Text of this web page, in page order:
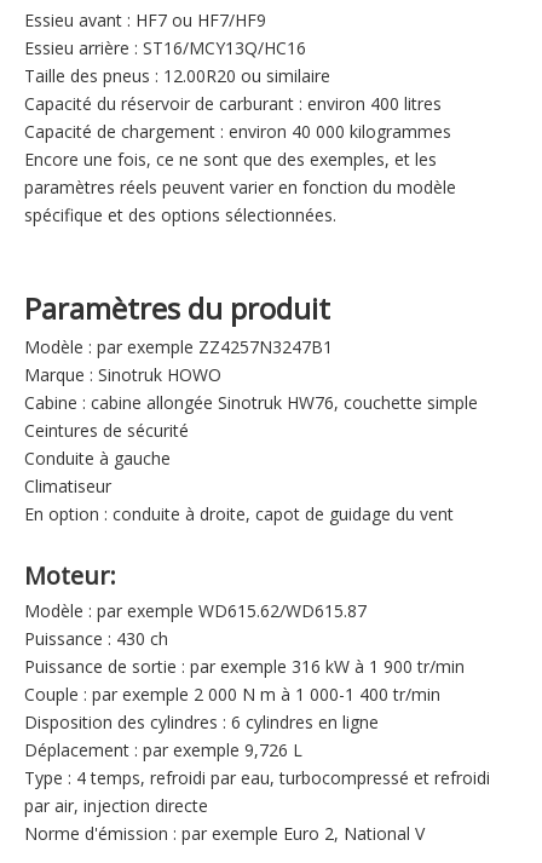
Essieu avant : HF7 ou HF7/HF9
Essieu arrière : ST16/MCY13Q/HC16
Taille des pneus : 12.00R20 ou similaire
Capacité du réservoir de carburant : environ 400 litres
Capacité de chargement : environ 40 000 kilogrammes
Encore une fois, ce ne sont que des exemples, et les
paramètres réels peuvent varier en fonction du modèle
spécifique et des options sélectionnées.
Paramètres du produit
Modèle : par exemple ZZ4257N3247B1
Marque : Sinotruk HOWO
Cabine : cabine allongée Sinotruk HW76, couchette simple
Ceintures de sécurité
Conduite à gauche
Climatiseur
En option : conduite à droite, capot de guidage du vent
Moteur:
Modèle : par exemple WD615.62/WD615.87
Puissance : 430 ch
Puissance de sortie : par exemple 316 kW à 1 900 tr/min
Couple : par exemple 2 000 N m à 1 000-1 400 tr/min
Disposition des cylindres : 6 cylindres en ligne
Déplacement : par exemple 9,726 L
Type : 4 temps, refroidi par eau, turbocompressé et refroidi
par air, injection directe
Norme d'émission : par exemple Euro 2, National V